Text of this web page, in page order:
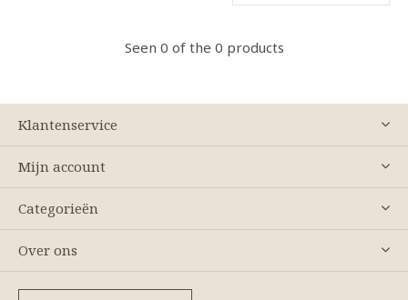
Seen 0 of the 0 products
Klantenservice
Mijn account
Categorieën
Over ons